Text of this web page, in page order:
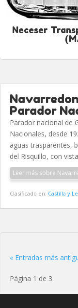
Neceser
Parador
Parador nacional de
Nacionales, desde
aguas trasparentes,
del Risquillo, con
Leer más sobre
Clasificado en: Castilla y
« Entradas más
Página 1 de 3